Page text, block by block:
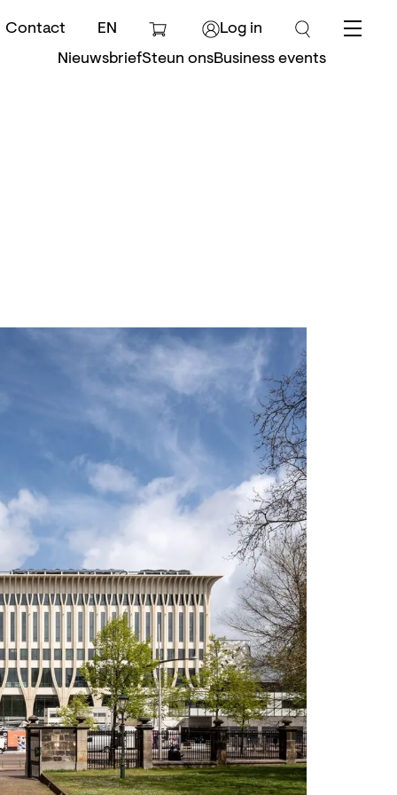
Contact EN
Log in
NieuwsbriefSteun onsBusiness events
Inzoomen